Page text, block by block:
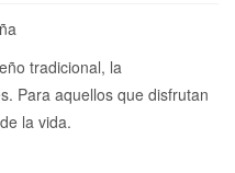
tradicional, la
Para aquellos que disfrutan
la vida.